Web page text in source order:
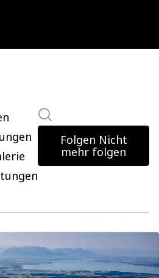
Folgen Nicht
mehr folgen